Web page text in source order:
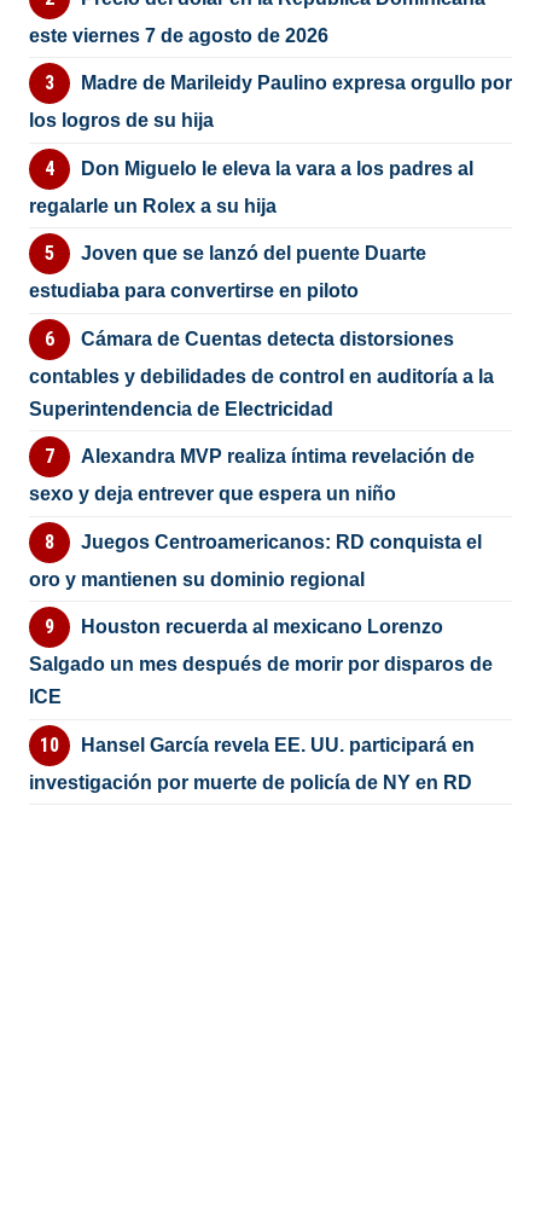
este viernes 7 de agosto de 2026
Madre de Marileidy Paulino expresa orgullo por
los logros de su hija
Don Miguelo le eleva la vara a los padres al
regalarle un Rolex a su hija
Joven que se lanzó del puente Duarte
estudiaba para convertirse en piloto
Cámara de Cuentas detecta distorsiones
contables y debilidades de control en auditoría a la
Superintendencia de Electricidad
Alexandra MVP realiza íntima revelación de
sexo y deja entrever que espera un niño
Juegos Centroamericanos: RD conquista el
oro y mantienen su dominio regional
Houston recuerda al mexicano Lorenzo
Salgado un mes después de morir por disparos de
ICE
Hansel García revela EE. UU. participará en
investigación por muerte de policía de NY en RD